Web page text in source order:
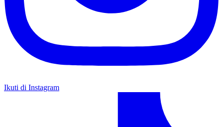
Ikuti di Instagram